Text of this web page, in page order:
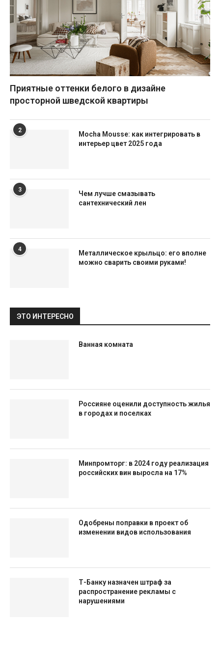
Приятные оттенки белого в дизайне
просторной шведской квартиры
2
Mocha Mousse: как интегрировать в
интерьер цвет 2025 года
3
Чем лучше смазывать
сантехнический лен
4
Металлическое крыльцо: его вполне
можно сварить своими руками!
ЭТО ИНТЕРЕСНО
Ванная комната
Россияне оценили доступность жилья
в городах и поселках
Минпромторг: в 2024 году реализация
российских вин выросла на 17%
Одобрены поправки в проект об
изменении видов использования
Т-Банку назначен штраф за
распространение рекламы с
нарушениями